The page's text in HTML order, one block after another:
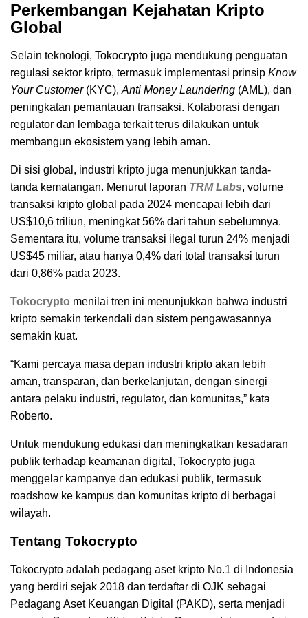
Perkembangan Kejahatan Kripto
Global
Selain teknologi, Tokocrypto juga mendukung penguatan
regulasi sektor kripto, termasuk implementasi prinsip Know
Your Customer(KYC), Anti Money Laundering (AML), dan
peningkatan pemantauan transaksi. Kolaborasi dengan
regulator dan lembaga terkait terus dilakukan untuk
membangun ekosistem yang lebih aman.
Di sisi global, industri kripto juga menunjukkan tanda-
tanda kematangan. Menurut laporan TRM Labs, volume
transaksi kripto global pada 2024 mencapai lebih dari
US$10,6 triliun, meningkat 56% dari tahun sebelumnya.
Sementara itu, volume transaksi ilegal turun 24% menjadi
US$45 miliar, atau hanya 0,4% dari total transaksi turun
dari 0,86% pada 2023.
Tokocrypto menilai tren ini menunjukkan bahwa industri
kripto semakin terkendali dan sistem pengawasannya
semakin kuat.
“Kami percaya masa depan industri kripto akan lebih
aman, transparan, dan berkelanjutan, dengan sinergi
antara pelaku industri, regulator, dan komunitas,” kata
Roberto.
Untuk mendukung edukasi dan meningkatkan kesadaran
publik terhadap keamanan digital, Tokocrypto juga
menggelar kampanye dan edukasi publik, termasuk
roadshow ke kampus dan komunitas kripto di berbagai
wilayah.
Tentang Tokocrypto
Tokocrypto adalah pedagang aset kripto No.1 di Indonesia
yang berdiri sejak 2018 dan terdaftar di OJK sebagai
Pedagang Aset Keuangan Digital (PAKD), serta menjadi